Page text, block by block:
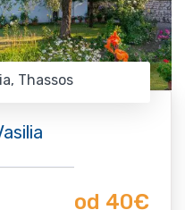
Thassos
od 40€